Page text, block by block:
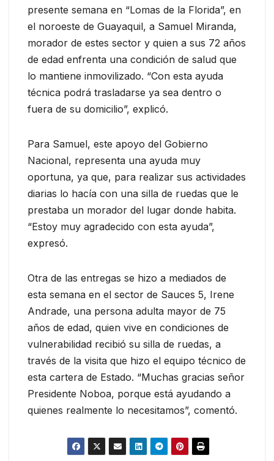
presente semana en “Lomas de la Florida”, en
el noroeste de Guayaquil, a Samuel Miranda,
morador de estes sector y quien a sus 72 años
de edad enfrenta una condición de salud que
lo mantiene inmovilizado. “Con esta ayuda
técnica podrá trasladarse ya sea dentro o
fuera de su domicilio”, explicó.
Para Samuel, este apoyo del Gobierno
Nacional, representa una ayuda muy
oportuna, ya que, para realizar sus actividades
diarias lo hacía con una silla de ruedas que le
prestaba un morador del lugar donde habita.
“Estoy muy agradecido con esta ayuda”,
expresó.
Otra de las entregas se hizo a mediados de
esta semana en el sector de Sauces 5, Irene
Andrade, una persona adulta mayor de 75
años de edad, quien vive en condiciones de
vulnerabilidad recibió su silla de ruedas, a
través de la visita que hizo el equipo técnico de
esta cartera de Estado. “Muchas gracias señor
Presidente Noboa, porque está ayudando a
quienes realmente lo necesitamos”, comentó.